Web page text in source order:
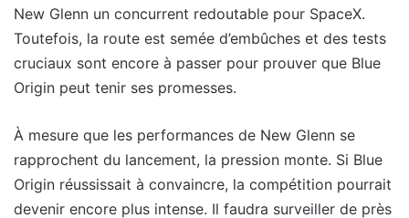
New Glenn un concurrent redoutable pour SpaceX.
Toutefois, la route est semée d’embûches et des tests
cruciaux sont encore à passer pour prouver que Blue
Origin peut tenir ses promesses.
À mesure que les performances de New Glenn se
rapprochent du lancement, la pression monte. Si Blue
Origin réussissait à convaincre, la compétition pourrait
devenir encore plus intense. Il faudra surveiller de près